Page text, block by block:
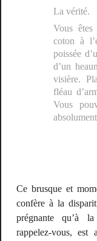
La vérité.
Vous
coton à
poissée
d’un
visière.
fléau
Vous
Ce brusque et
confère à la
prégnante qu’à
rappelez-vous, est